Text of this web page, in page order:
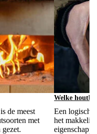
de meest
met
Welke
Een logische
het